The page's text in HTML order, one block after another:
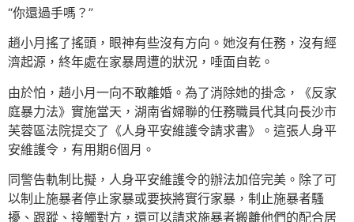
“你還過手嗎？”
趙小月搖了搖頭，眼神有些沒有方向。她沒有任務，沒有經
濟起源，終年處在家暴周遭的狀況，唾面自乾。
由於怕，趙小月一向不敢離婚。為了消除她的掛念，《反家
庭暴力法》實施當天，湖南省婦聯的任務職員代其向長沙市
芙蓉區法院提交了《人身平安維護令請求書》。這張人身平
安維護令，有用期6個月。
同警告軌制比擬，人身平安維護令的辦法加倍完美。除了可
以制止施暴者停止家暴或要挾將實行家暴，制止施暴者騷
擾、跟蹤、接觸對方，還可以請求施暴者搬離他們的配合居